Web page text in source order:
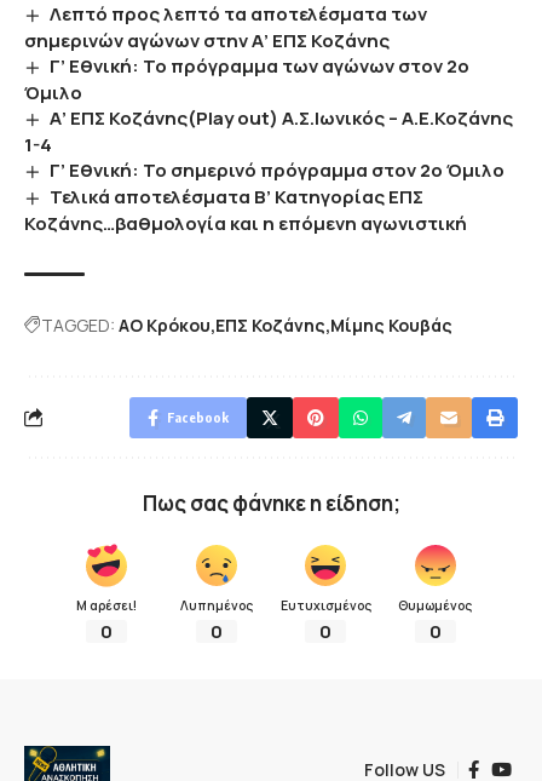
Λεπτό προς λεπτό τα αποτελέσματα των
σημερινών αγώνων στην Α’ ΕΠΣ Κοζάνης
Γ’ Εθνική: Το πρόγραμμα των αγώνων στον 2ο
Όμιλο
Α’ ΕΠΣ Κοζάνης(Play out) Α.Σ.Ιωνικός – Α.Ε.Κοζάνης
1-4
Γ’ Εθνική: Το σημερινό πρόγραμμα στον 2ο Όμιλο
Τελικά αποτελέσματα Β’ Κατηγορίας ΕΠΣ
Κοζάνης…βαθμολογία και η επόμενη αγωνιστική
TAGGED: ΑΟ Κρόκου ΕΠΣ Κοζάνης Μίμης Κουβάς
Facebook
Πως σας φάνηκε η είδηση;
Μ αρέσει!
0
Λυπημένος
0
Ευτυχισμένος
0
Θυμωμένος
0
Follow US